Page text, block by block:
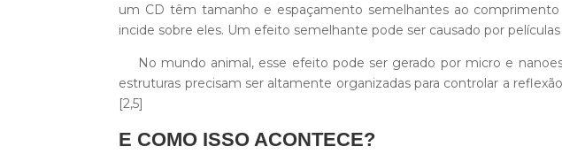
um CD têm tamanho e espaçamento semelhantes ao
incide sobre eles. Um efeito semelhante pode ser causado por
No mundo animal, esse efeito pode ser gerado por micro e
estruturas precisam ser altamente organizadas para controlar a
[2,5]
E COMO ISSO ACONTECE?